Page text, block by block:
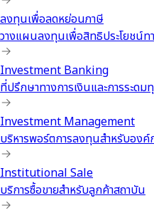
ลงทุนเพื่อลดหย่อนภาษี
วางแผนลงทุนเพื่อสิทธิประโยชน์ท
Investment Banking
ที่ปรึกษาทางการเงินและการระดม
Investment Management
บริหารพอร์ตการลงทุนสำหรับองค์
Institutional Sale
บริการซื้อขายสำหรับลูกค้าสถาบัน